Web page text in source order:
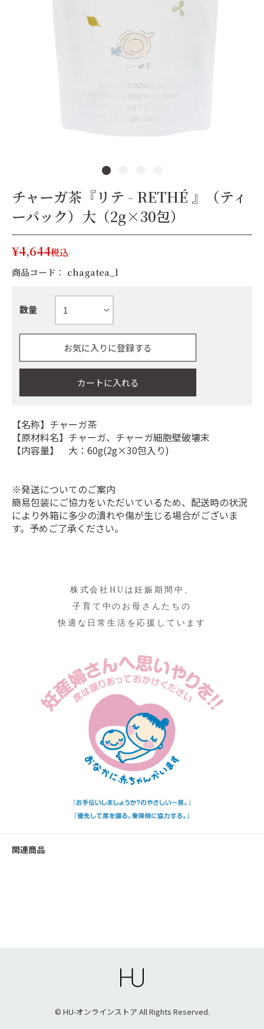
チャーガ茶『リテ - RETHÉ 』（ティ
ーパック）大（2g×30包）
¥4,644税込
商品コード： chagatea_l
お気に入りに登録する
カートに入れる
【名称】チャーガ茶
【原材料名】チャーガ、チャーガ細胞壁破壊末
【内容量】 大：60g(2g×30包入り)
※発送についてのご案内
簡易包装にご協力をいただいているため、配送時の状況
により外箱に多少の潰れや傷が生じる場合がございま
す。予めご了承ください。
株式会社HUは妊娠期間中、
子育て中のお母さんたちの
快適な日常生活を応援しています
関連商品
© HU-オンラインストア All Rights Reserved.